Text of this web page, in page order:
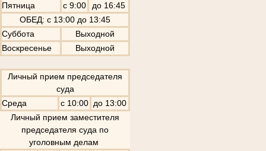
Пятница
с 9:00
до 16:45
ОБЕД: с 13:00 до 13:45
Суббота
Выходной
Воскресенье
Выходной
Личный прием председателя
суда
Среда
с 10:00 до 13:00
Личный прием заместителя
председателя суда по
уголовным делам